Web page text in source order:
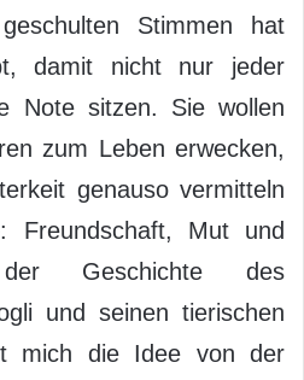
Stimmen hat
damit nicht nur jeder
Note sitzen. Sie wollen
zum Leben erwecken,
genauso vermitteln
Freundschaft, Mut und
Geschichte des
und seinen tierischen
mich die Idee von der